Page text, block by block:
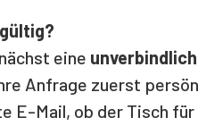
eine
Anfrage zuerst
E-Mail, ob der Tisch